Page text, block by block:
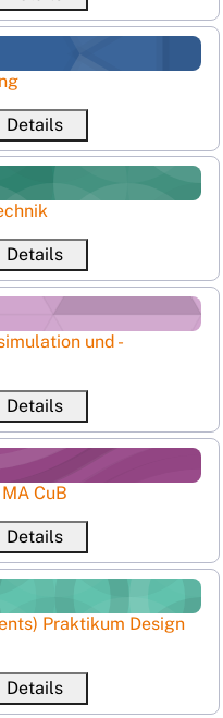
Details
Kurzer Kursname
Details
und -steuerung
und -
Details
CuB
CuB
Details
Praktikum Design of
Praktikum Design
Details